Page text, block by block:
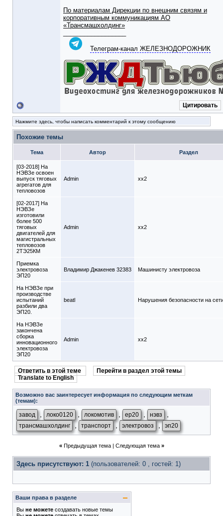
По материалам Дирекции по внешним связям и
корпоративным коммуникациям АО
«Трансмашхолдинг»
Телеграм-канал ЖЕЛЕЗНОДОРОЖНИК
Цитировать
Нажмите здесь, чтобы написать комментарий к этому сообщению
Похожие темы
Тема Автор Раздел
[03-2018] На
НЭВЗе освоен
выпуск тяговых
агрегатов для
тепловозов
Admin xx2
[02-2017] На
НЭВЗе
изготовили
более 500
тяговых
двигателей для
магистральных
тепловозов
2ТЭ25КМ
Admin xx2
Приемка
электровоза
ЭП20
Владимир Джакенев 32383 Машинисту электровоза
На НЭВЗе при
производстве
испытаний
разбили два
ЭП20.
beatl Нарушения безопасности на
На НЭВЗе
закончена
сборка
инновационного
электровоза
ЭП20
Admin xx2
Ответить в этой теме
Перейти в раздел этой темы
Translate to English
Возможно вас заинтересует информация по следующим меткам
(темам):
завод локо0120 локомотив ep20 нэвз
трансмашхолдинг , транспорт , электровоз , эп20
« Предыдущая тема| Следующая тема »
Здесь присутствуют: 1 (пользователей: 0 , гостей: 1)
Ваши права в разделе
Вы не можете создавать новые темы